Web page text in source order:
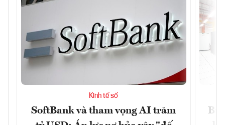
Kinh tế số
SoftBank và tham vọng AI trăm